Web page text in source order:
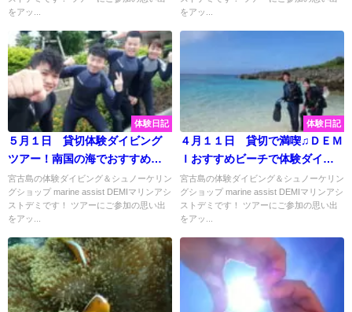
をアッ...
をアッ...
体験日記
５月１日 貸切体験ダイビング
ツアー！南国の海でおすすめの
サンゴやお魚と遊んできました
♡
宮古島の体験ダイビング＆シュノーケリン
グショップ marine assist DEMIマリンアシ
ストデミです！ ツアーにご参加の思い出
をアッ...
体験日記
４月１１日 貸切で満喫♫ＤＥＭ
Ｉおすすめビーチで体験ダイビ
ング☆
宮古島の体験ダイビング＆シュノーケリン
グショップ marine assist DEMIマリンアシ
ストデミです！ ツアーにご参加の思い出
をアッ...